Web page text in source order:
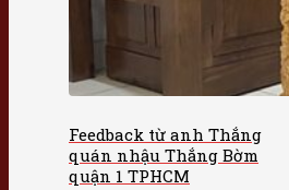
Feedback từ anh Thắng
quán nhậu Thắng Bờm
quận 1 TPHCM